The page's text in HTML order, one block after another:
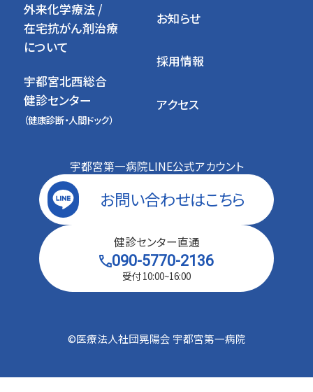
外来化学療法 /
在宅抗がん剤治療
について
宇都宮北西総合
健診センター
（健康診断・人間ドック）
お知らせ
採用情報
アクセス
お問い合わせはこちら
宇都宮第一病院LINE公式アカウント
健診センター直通
090-5770-2136
受付 10:00~16:00
©︎医療法人社団晃陽会 宇都宮第一病院